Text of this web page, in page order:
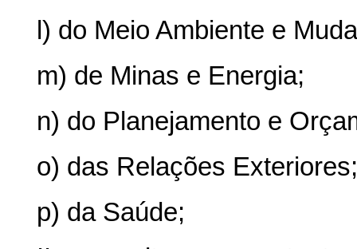
l) do Meio Ambiente e
m) de Minas e Energia;
n) do Planejamento e
o) das Relações
p) da Saúde;